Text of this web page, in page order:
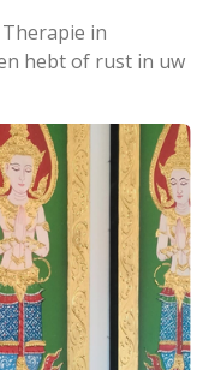
in
hebt of rust in uw